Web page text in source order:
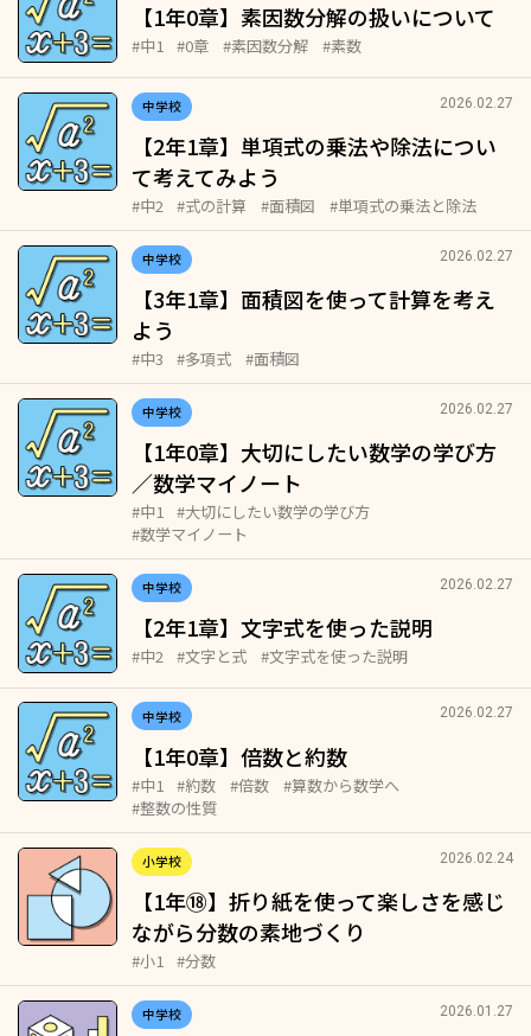
【1年0章】素因数分解の扱いについて
#中1 #0章 #素因数分解 #素数
中学校 2026.02.27
【2年1章】単項式の乗法や除法につい
て考えてみよう
#中2 #式の計算 #面積図 #単項式の乗法と除法
中学校 2026.02.27
【3年1章】面積図を使って計算を考え
よう
#中3 #多項式 #面積図
中学校 2026.02.27
【1年0章】大切にしたい数学の学び方
／数学マイノート
#中1
#大切にしたい数学の学び方
#数学マイノート
中学校 2026.02.27
【2年1章】文字式を使った説明
#中2 #文字と式 #文字式を使った説明
中学校 2026.02.27
【1年0章】倍数と約数
#中1 #約数 #倍数
#算数から数学へ
#整数の性質
小学校 2026.02.24
【1年⑱】折り紙を使って楽しさを感じ
ながら分数の素地づくり
#小1 #分数
中学校 2026.01.27